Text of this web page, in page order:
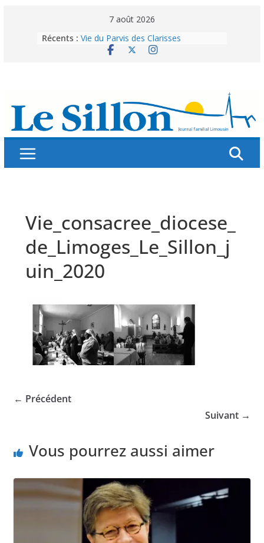
7 août 2026
Récents : Vie du Parvis des Clarisses
La brochure « Des vacances
Splendeurs murales de nos églises
Abonnez-vous ! Réabonnez-vous !
Vie_consacree_diocese_
de_Limoges_Le_Sillon_j
uin_2020
← Précédent
Suivant →
Vous pourrez aussi aimer